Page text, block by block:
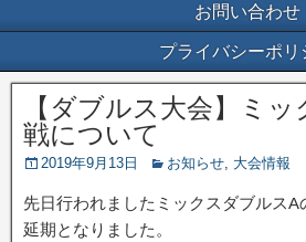
お問い合わせ
プライバシーポリ
【ダブルス大会】ミ
戦について
2019年9月13日 お知らせ, 大会情報
先日行われましたミックスダブルスA
延期となりました。